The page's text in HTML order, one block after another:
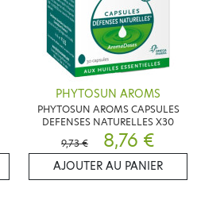
PHYTOSUN AROMS
PHYTOSUN AROMS CAPSULES
DEFENSES NATURELLES X30
9,73 €
8,76 €
AJOUTER AU PANIER